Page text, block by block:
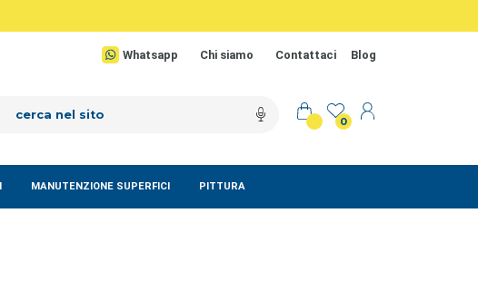
Whatsapp Chi siamo Contattaci Blog
0
MANUTENZIONE SUPERFICI PITTURA